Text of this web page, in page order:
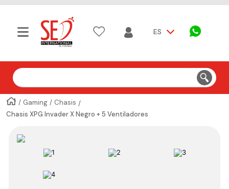
ES
Buscar
Gaming
Chasis
Chasis XPG Invader X Negro + 5 Ventiladores